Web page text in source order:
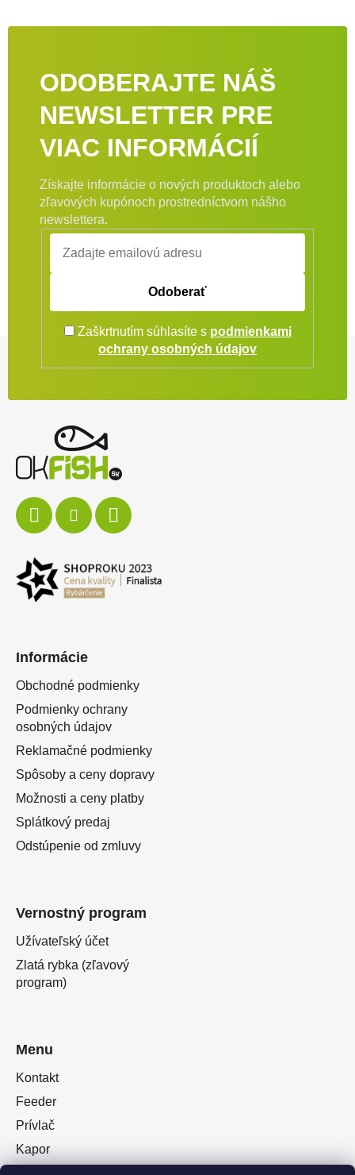
ODOBERAJTE NÁŠ
NEWSLETTER PRE
VIAC INFORMÁCIÍ
Získajte informácie o nových produktoch alebo
zľavových kupónoch prostredníctvom nášho
newslettera.
Odoberať
Zaškrtnutím súhlasíte s podmienkami
ochrany osobných údajov
Informácie
Obchodné podmienky
Podmienky ochrany
osobných údajov
Reklamačné podmienky
Spôsoby a ceny dopravy
Možnosti a ceny platby
Splátkový predaj
Odstúpenie od zmluvy
Vernostný program
Užívateľský účet
Zlatá rybka (zľavový
program)
Menu
Kontakt
Feeder
Prívlač
Kapor